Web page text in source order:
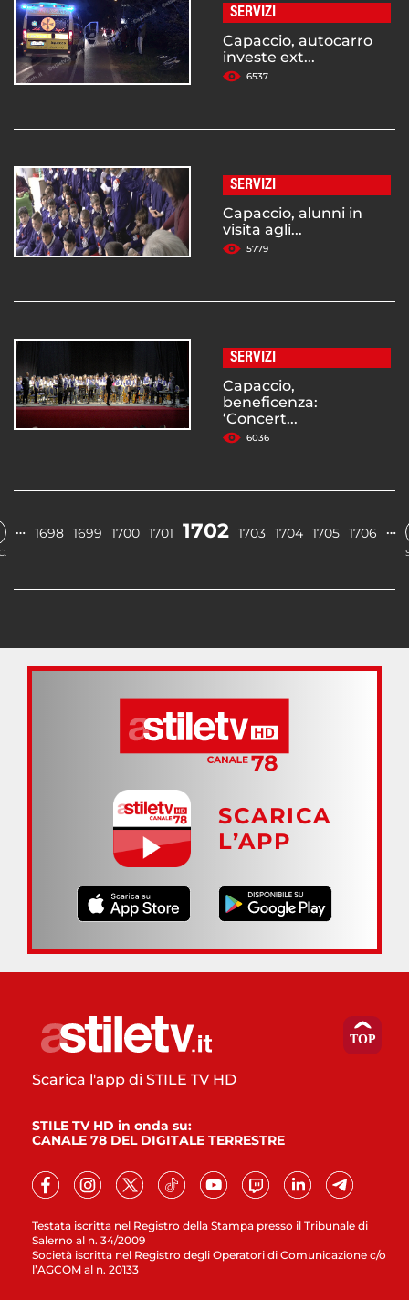
SERVIZI
Capaccio, autocarro
investe ext...
6537
SERVIZI
Capaccio, alunni in
visita agli...
5779
SERVIZI
Capaccio,
beneficenza:
‘Concert...
6036
… 1698 1699 1700 1701 1702 1703 1704 1705 1706 …
SCARICA
L’APP
Testata iscritta nel Registro della Stampa presso il Tribunale di
Salerno al n. 34/2009
Società iscritta nel Registro degli Operatori di Comunicazione c/o
l’AGCOM al n. 20133
Scarica l'app di STILE TV HD
STILE TV HD in onda su:
CANALE 78 DEL DIGITALE TERRESTRE